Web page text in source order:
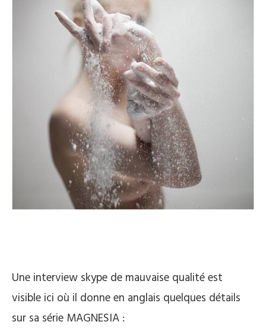
Une interview skype de mauvaise qualité est
visible ici où il donne en anglais quelques détails
sur sa série MAGNESIA :